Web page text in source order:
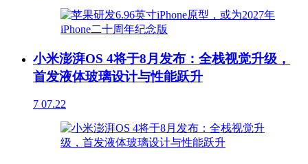
小米澎湃OS 4将于8月发布：全栈视觉升级，
首发液体玻璃设计与性能跃升
7 07.22